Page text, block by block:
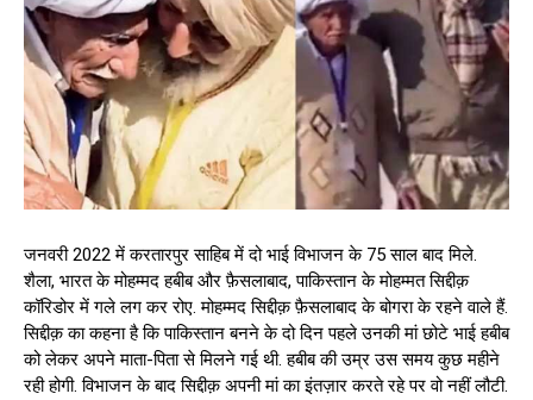
जनवरी 2022 में करतारपुर साहिब में दो भाई विभाजन के 75 साल बाद मिले.
शैला, भारत के मोहम्मद हबीब और फ़ैसलाबाद, पाकिस्तान के मोहम्मत सिद्दीक़
कॉरिडोर में गले लग कर रोए. मोहम्मद सिद्दीक़ फ़ैसलाबाद के बोगरा के रहने वाले हैं.
सिद्दीक़ का कहना है कि पाकिस्तान बनने के दो दिन पहले उनकी मां छोटे भाई हबीब
को लेकर अपने माता-पिता से मिलने गई थी. हबीब की उम्र उस समय कुछ महीने
रही होगी. विभाजन के बाद सिद्दीक़ अपनी मां का इंतज़ार करते रहे पर वो नहीं लौटी.